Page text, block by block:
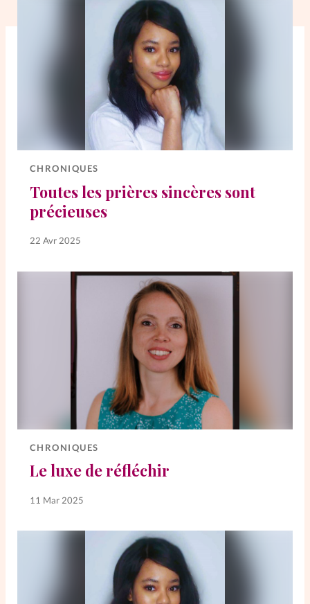
CHRONIQUES
Toutes les prières sincères sont
précieuses
22 Avr 2025
CHRONIQUES
Le luxe de réfléchir
11 Mar 2025